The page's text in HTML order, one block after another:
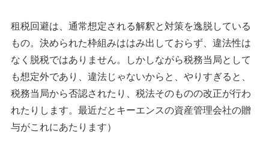
租税回避は、通常想定される解釈と対策を逸脱している
もの。決められた枠組みははみ出しておらず、違法性は
なく脱税ではありません。しかしながら税務当局として
も想定外であり、違法じゃないからと、やりすぎると、
税務当局から否認されたり、税法そのものの改正が行わ
れたりします。最近だとキーエンスの資産管理会社の贈
与がこれにあたります）